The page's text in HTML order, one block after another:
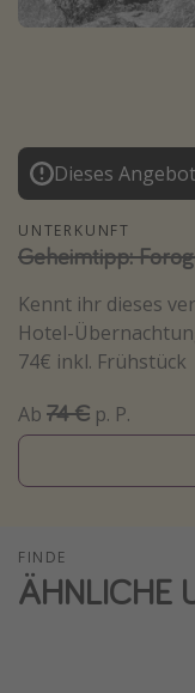
Normandie Urlaub
Kefalonia Urlaub
Krabi Urlaub
Tulum Urlaub
Sri Lanka Rundreise
Japan Rundreise
Reisethemen
Alle Reisethemen
Disneyland Paris
Wochenendtrip
Singlereisen
Dieses
UNTERKUNFT
Geheimtipp:
Kennt ihr dieses
Hotel-
74€ inkl. Frühstück
Ab 74 € p. P.
FINDE
ÄHNLICHE